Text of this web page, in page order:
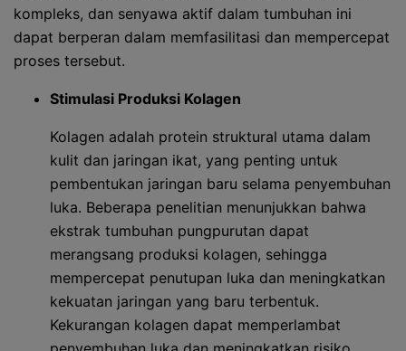
kompleks, dan senyawa aktif dalam tumbuhan ini
dapat berperan dalam memfasilitasi dan mempercepat
proses tersebut.
Stimulasi Produksi Kolagen
Kolagen adalah protein struktural utama dalam
kulit dan jaringan ikat, yang penting untuk
pembentukan jaringan baru selama penyembuhan
luka. Beberapa penelitian menunjukkan bahwa
ekstrak tumbuhan pungpurutan dapat
merangsang produksi kolagen, sehingga
mempercepat penutupan luka dan meningkatkan
kekuatan jaringan yang baru terbentuk.
Kekurangan kolagen dapat memperlambat